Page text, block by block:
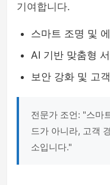
기여합니다.
스마트 조명 및
AI 기반 맞춤형
보안 강화 및 고
전문가 조언: "스마
드가 아니라, 고객
소입니다."